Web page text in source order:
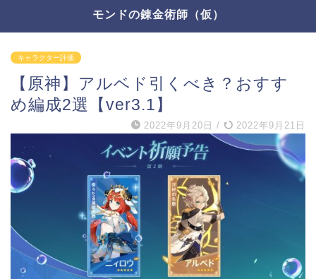
モンドの錬金術師（仮）
キャラクター評価
【原神】アルベド引くべき？おすす
め編成2選【ver3.1】
2022年9月20日 / 2022年9月21日